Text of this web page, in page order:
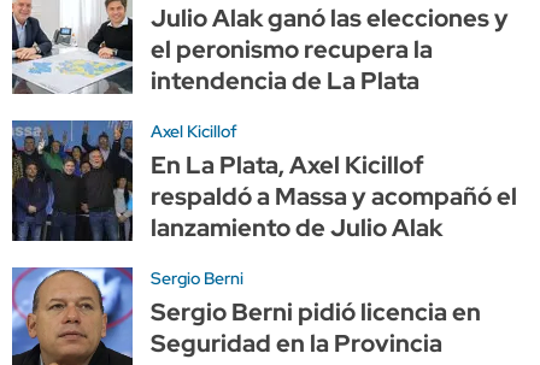
Julio Alak ganó las elecciones y
el peronismo recupera la
intendencia de La Plata
Axel Kicillof
En La Plata, Axel Kicillof
respaldó a Massa y acompañó el
lanzamiento de Julio Alak
Sergio Berni
Sergio Berni pidió licencia en
Seguridad en la Provincia